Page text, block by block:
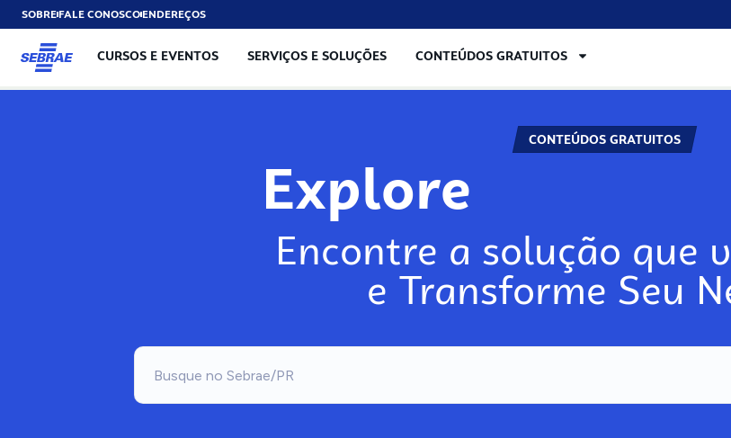
SOBREFALE CONOSCOENDEREÇOS
CURSOS E EVENTOS SERVIÇOS E SOLUÇÕES CONTEÚDOS GRATUITOS
CONTEÚDOS GRATUITOS
Explore
Encontre a solução que
e Transforme Seu